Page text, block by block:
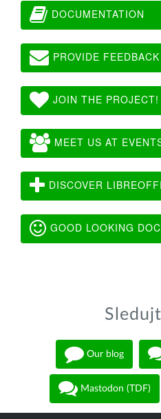
DOCUMENTATION
PROVIDE FEEDBACK
JOIN THE PROJECT!
MEET US AT
DISCOVER
GOOD LOOKING
Our blog
Mastodon (TDF)